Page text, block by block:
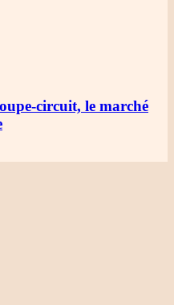
circuit, le marché